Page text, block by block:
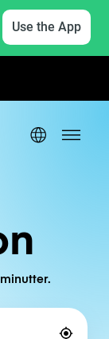
Use the App